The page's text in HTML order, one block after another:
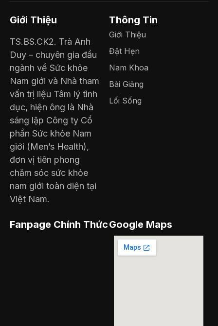
Giới Thiệu
TS.BS.CK2. Trà Anh
Duy – chuyên gia đầu
ngành về Sức khỏe
Nam giới và Nhà tham
vấn trị liệu Tâm lý tình
dục, hiện ông là Nhà
sáng lập Công ty Cổ
phần Sức khỏe Nam
giới (Men’s Health),
đơn vị tiên phong
chăm sóc sức khỏe
nam giới toàn diện tại
Việt Nam.
Thông Tin
Giới Thiệu
Đặt Hẹn
Nam Khoa
Bài Giảng
Lối Sống
Fanpage Chính ThứcGoogle Maps